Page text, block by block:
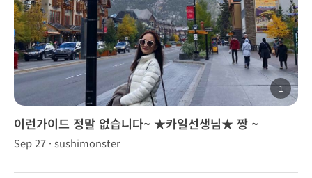
1
이런가이드 정말 없습니다~ ★카일선생님★ 짱 ~
Sep 27 · sushimonster